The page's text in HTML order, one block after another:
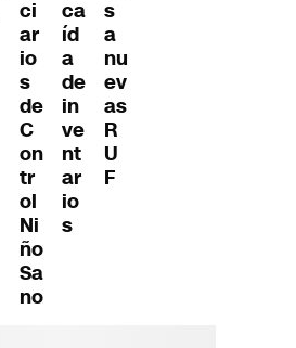
ci
ar
io
s
de
C
on
tr
ol
Ni
ño
Sa
no
ca
íd
a
de
in
ve
nt
ar
io
s
s
a
nu
ev
as
R
U
F